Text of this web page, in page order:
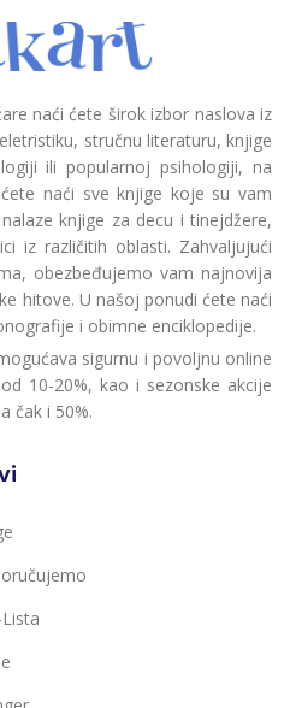
naći ćete širok izbor naslova iz
stručnu literaturu, knjige
ili popularnoj psihologiji, na
naći sve knjige koje su vam
knjige za decu i tinejdžere,
iz različitih oblasti. Zahvaljujući
obezbeđujemo vam najnovija
hitove. U našoj ponudi ćete naći
i obimne enciklopedije.
sigurnu i povoljnu online
10-20%, kao i sezonske akcije
čak i 50%.